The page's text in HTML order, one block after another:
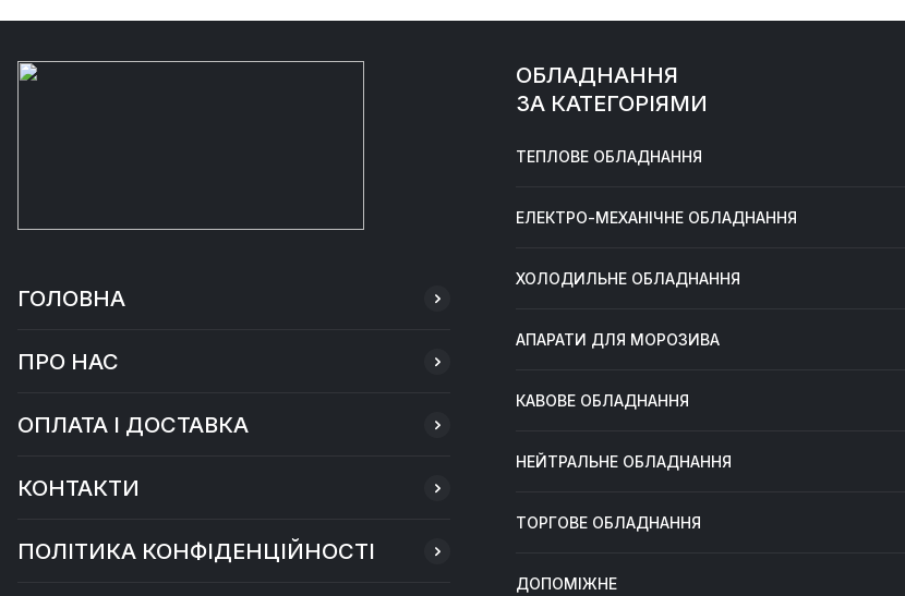
ГОЛОВНА
ПРО НАС
ОПЛАТА І ДОСТАВКА
КОНТАКТИ
ПОЛІТИКА КОНФІДЕНЦІЙНОСТІ
ОБЛАДНАННЯ
ЗА КАТЕГОРІЯМИ
ТЕПЛОВЕ ОБЛАДНАННЯ
ЕЛЕКТРО-МЕХАНІЧНЕ ОБЛАДНАННЯ
ХОЛОДИЛЬНЕ ОБЛАДНАННЯ
АПАРАТИ ДЛЯ МОРОЗИВА
КАВОВЕ ОБЛАДНАННЯ
НЕЙТРАЛЬНЕ ОБЛАДНАННЯ
ТОРГОВЕ ОБЛАДНАННЯ
ДОПОМІЖНЕ